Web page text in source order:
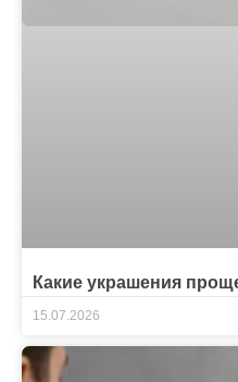
Какие украшения
15.07.2026